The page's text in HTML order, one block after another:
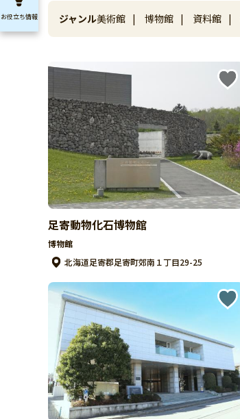
ジャンル美術館 | 博物館 | 資料館 |
足寄動物化石博物館
博物館
北海道足寄郡足寄町郊南１丁目29-25
お役立ち情報